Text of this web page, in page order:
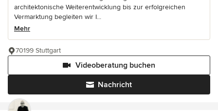
architektonische Weiterentwicklung bis zur erfolgreichen
Vermarktung begleiten wir I...
Mehr
Nachricht
Videoberatung buchen
70199 Stuttgart